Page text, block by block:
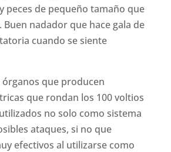
peces de pequeño tamaño que
Buen nadador que hace gala de
cuando se siente
órganos que producen
que rondan los 100 voltios
no solo como sistema
ataques, si no que
efectivos al utilizarse como